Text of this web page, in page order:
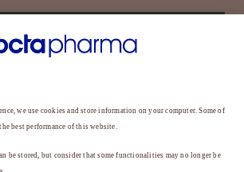
ANMELDEN